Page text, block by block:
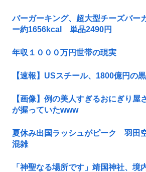
バーガーキング、超大型チーズバー
ー約1656kcal 単品2490円
年収１０００万円世帯の現実
【速報】USスチール、1800億円の
【画像】例の美人すぎるおにぎり屋
が握っていたwww
夏休み出国ラッシュがピーク 羽田
混雑
「神聖なる場所です」靖国神社、境